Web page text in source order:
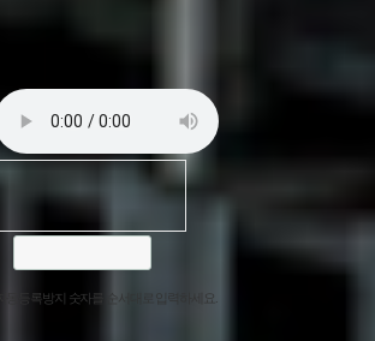
자동등록방지 숫자를 순서대로 입력하세요.